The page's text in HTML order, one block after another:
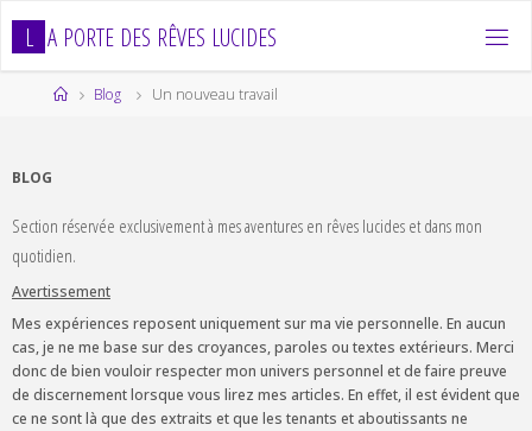
L A PORTE DES RÊVES LUCIDES
HomeBlog Un nouveau travail
BLOG
Section réservée exclusivement à mes aventures en rêves lucides et dans mon
quotidien.
Avertissement
Mes expériences reposent uniquement sur ma vie personnelle. En aucun
cas, je ne me base sur des croyances, paroles ou textes extérieurs. Merci
donc de bien vouloir respecter mon univers personnel et de faire preuve
de discernement lorsque vous lirez mes articles. En effet, il est évident que
ce ne sont là que des extraits et que les tenants et aboutissants ne